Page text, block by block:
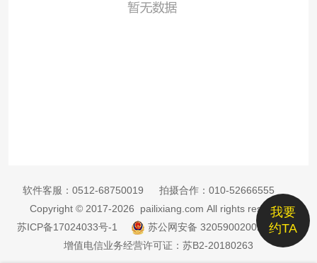
我要
约TA
软件客服： 0512-68750019 拍摄合作： 010-52666555
Copyright © 2017-2026 pailixiang.com All rights reserved
苏ICP备17024033号-1
苏公网安备 32059002002885号
增值电信业务经营许可证：苏B2-20180263